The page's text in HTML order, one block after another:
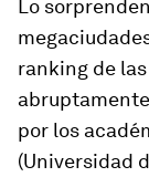
Lo
ranking de
por los
(Universidad